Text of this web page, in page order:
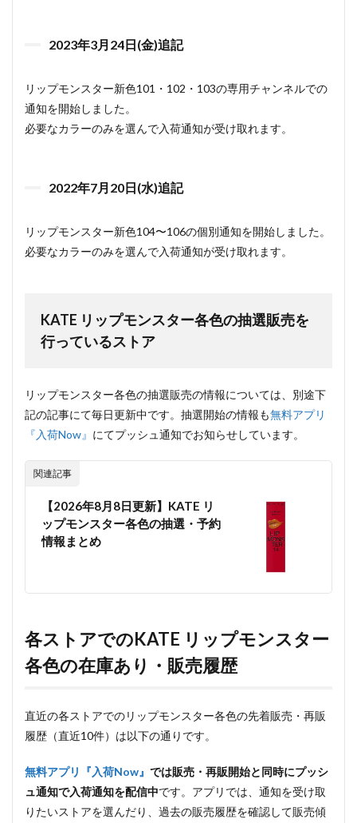
2023年3月24日(金)追記
リップモンスター新色101・102・103の専用チャンネルでの
通知を開始しました。
必要なカラーのみを選んで入荷通知が受け取れます。
2022年7月20日(水)追記
リップモンスター新色104〜106の個別通知を開始しました。
必要なカラーのみを選んで入荷通知が受け取れます。
KATE リップモンスター各色の抽選販売を
行っているストア
リップモンスター各色の抽選販売の情報については、別途下
記の記事にて毎日更新中です。抽選開始の情報も無料アプリ
『入荷Now』 にてプッシュ通知でお知らせしています。
関連記事
【2026年8月8日更新】KATE リ
ップモンスター各色の抽選・予約
情報まとめ
各ストアでのKATE リップモンスター
各色の在庫あり・販売履歴
直近の各ストアでのリップモンスター各色の先着販売・再販
履歴（直近10件）は以下の通りです。
無料アプリ『入荷Now』 では販売・再販開始と同時にプッシ
ュ通知で入荷通知を配信中です。アプリでは、通知を受け取
りたいストアを選んだり、過去の販売履歴を確認して販売傾